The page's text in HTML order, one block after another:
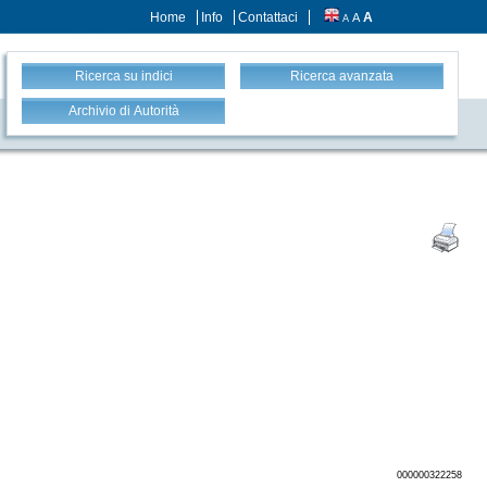
Home Info Contattaci A A A
Ricerca su indici Ricerca avanzata
Archivio di Autorità